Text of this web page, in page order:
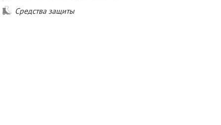
Средства защиты